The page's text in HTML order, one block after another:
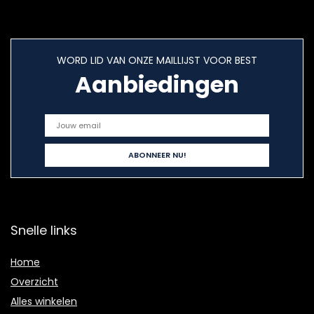
WORD LID VAN ONZE MAILLIJST VOOR BEST
Aanbiedingen
Snelle links
Home
Overzicht
Alles winkelen